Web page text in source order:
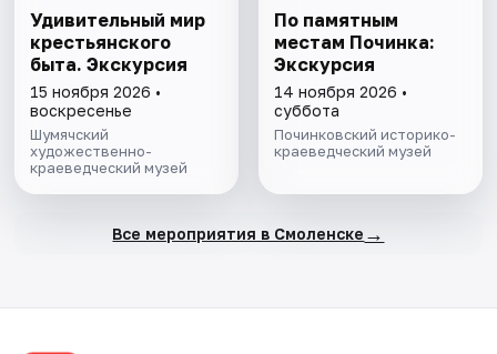
Удивительный мир
крестьянского
быта. Экскурсия
15 ноября 2026 •
воскресенье
Шумячский
художественно-
краеведческий музей
По памятным
местам Починка:
Экскурсия
14 ноября 2026 •
суббота
Починковский историко-
краеведческий музей
Все мероприятия в Смоленске →